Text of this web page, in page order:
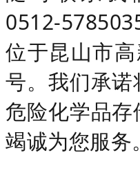
0512-
位于昆山市
号。我们承
危险化学品存
竭诚为您服务。